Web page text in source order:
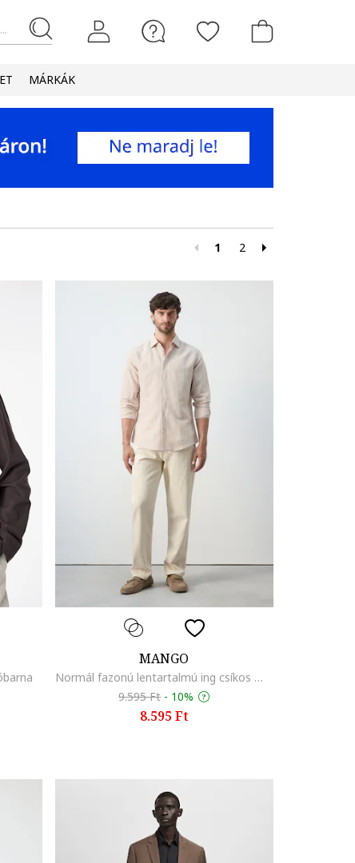
MÁRKÁK
1 2
MANGO
Normál fazonú lentartalmú ing csíkos mintával, Lazacszín
9.595 Ft - 10%
8.595 Ft